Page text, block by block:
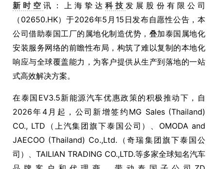
新时空讯：上海挚达科技发展股份有限公司
（02650.HK）于2026年5月15日发布自愿性公告，本
公司借助泰国工厂的属地化制造优势，叠加泰国属地化
安装服务网络的前瞻性布局，构筑了难以复制的本地化
响应与全球覆盖能力，为客户提供从生产到落地的一站
式高效解决方案。
在泰国EV3.5新能源汽车优惠政策的积极推动下，自
2026年4月起，公司新增签约MG Sales (Thailand)
CO., LTD（上汽集团旗下泰国公司）、OMODA and
JAECOO (Thailand) Co.,Ltd.（奇瑞集团旗下泰国公
司）、TAILIAN TRADING CO.,LTD.等多家全球知名汽车